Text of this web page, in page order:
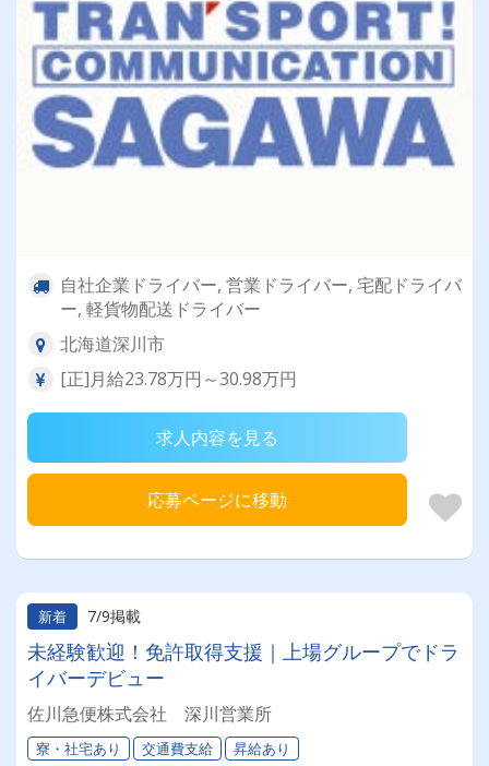
自社企業ドライバー, 営業ドライバー, 宅配ドライバ
ー, 軽貨物配送ドライバー
北海道深川市
[正]月給23.78万円～30.98万円
求人内容を見る
応募ページに移動
新着 7/9掲載
未経験歓迎！免許取得支援｜上場グループでドラ
イバーデビュー
佐川急便株式会社 深川営業所
寮・社宅あり 交通費支給 昇給あり